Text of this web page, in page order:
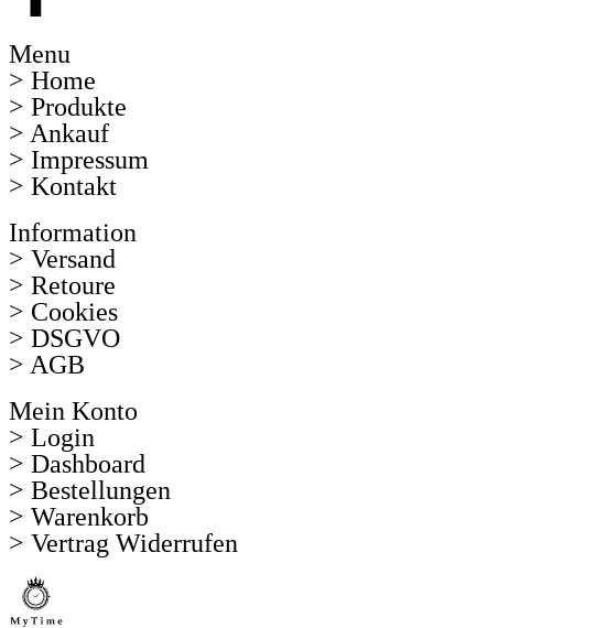
Menu
> Home
> Produkte
> Ankauf
> Impressum
> Kontakt
Information
> Versand
> Retoure
> Cookies
> DSGVO
> AGB
Mein Konto
> Login
> Dashboard
> Bestellungen
> Warenkorb
> Vertrag Widerrufen